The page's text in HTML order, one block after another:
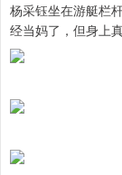
杨采钰坐在游艇栏
经当妈了，但身上